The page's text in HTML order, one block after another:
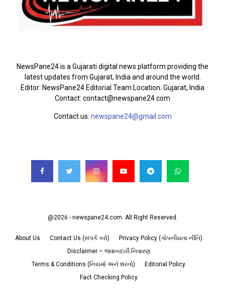
NewsPane24 is a Gujarati digital news platform providing the
latest updates from Gujarat, India and around the world.
Editor: NewsPane24 Editorial Team Location: Gujarat, India
Contact: contact@newspane24.com
Contact us: newspane24@gmail.com
@2026 - newspane24.com. All Right Reserved.
About Us Contact Us (સંપર્ક કરો)
Privacy Policy (ગોપનીયતા નીતિ)
Disclaimer – જવાબદારી નિવારણ
Terms & Conditions (નિયમો અને શરતો)
Editorial Policy
Fact Checking Policy